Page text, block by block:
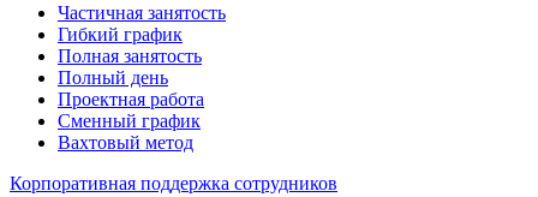
Частичная занятость
Гибкий график
Полная занятость
Полный день
Проектная работа
Сменный график
Вахтовый метод
Корпоративная поддержка сотрудников